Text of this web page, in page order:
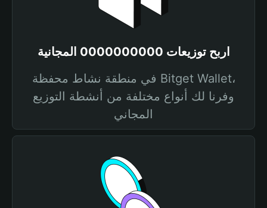
اربح توزيعات 0000000000 المجانية
في منطقة نشاط محفظة Bitget Wallet،
وفرنا لك أنواع مختلفة من أنشطة التوزيع
المجاني